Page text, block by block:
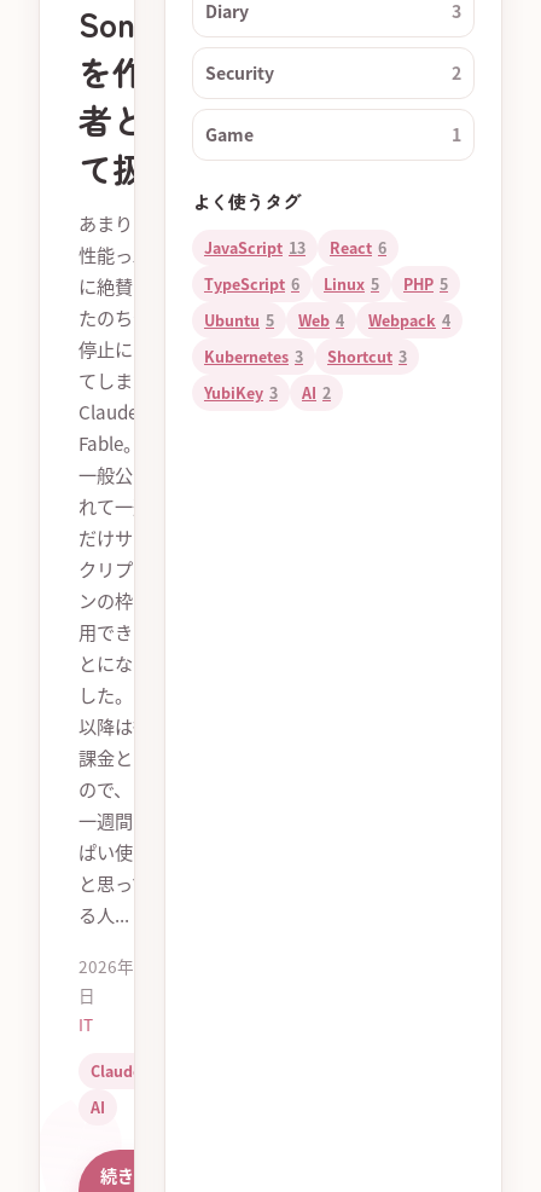
Sonnet
を作業
者とし
て扱う
あまりの高
性能っぷり
に絶賛され
たのち公開
停止になっ
てしまった
Claude
Fable。再び
一般公開さ
れて一週間
だけサブス
クリプショ
ンの枠で利
用できるこ
とになりま
した。それ
以降は従量
課金となる
ので、この
一週間いっ
ぱい使おう
と思ってい
る人...
2026年7月3
日
IT
Claude
AI
続きを
Diary 3
Security 2
Game 1
よく使うタグ
JavaScript 13 React 6
TypeScript 6 Linux 5 PHP 5
Ubuntu 5 Web 4 Webpack 4
Kubernetes 3 Shortcut 3
YubiKey 3 AI 2